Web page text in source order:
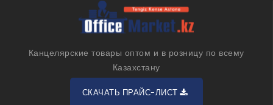
Канцелярские товары оптом и в розницу по всему
Казахстану
СКАЧАТЬ ПРАЙС-ЛИСТ